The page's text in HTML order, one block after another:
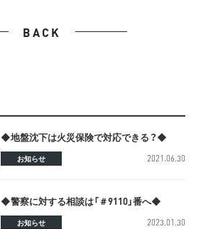
BACK
◆地盤沈下は火災保険で対応できる？◆
お知らせ 2021.06.30
◆警察に対する相談は「＃9110」番へ◆
お知らせ 2023.01.30